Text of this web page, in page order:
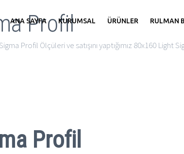
ANA SAYFA KURUMSAL ÜRÜNLER RULMAN
Profil
Profil Ölçüleri ve satışını yaptığımız 80x160
Profil